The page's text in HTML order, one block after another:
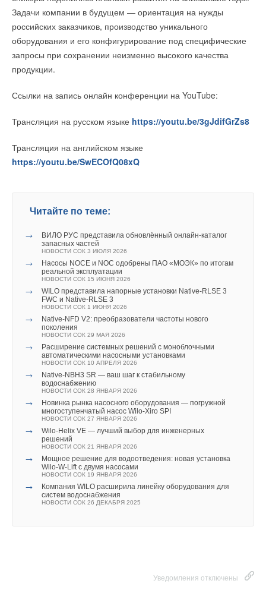
Задачи компании в будущем — ориентация на нужды
российских заказчиков, производство уникального
оборудования и его конфигурирование под специфические
запросы при сохранении неизменно высокого качества
продукции.
Ссылки на запись онлайн конференции на YouTube:
Трансляция на русском языке https://youtu.be/3gJdifGrZs8
Трансляция на английском языке
https://youtu.be/SwECOfQ08xQ
Читайте по теме:
→
ВИЛО РУС представила обновлённый онлайн‑каталог
запасных частей
НОВОСТИ СОК 3 ИЮЛЯ 2026
→
Насосы NOCE и NOC одобрены ПАО «МОЭК» по итогам
реальной эксплуатации
НОВОСТИ СОК 15 ИЮНЯ 2026
→
WILO представила напорные установки Native‑RLSE 3
FWC и Native‑RLSE 3
НОВОСТИ СОК 1 ИЮНЯ 2026
→
Native‑NFD V2: преобразователи частоты нового
поколения
НОВОСТИ СОК 29 МАЯ 2026
→
Расширение системных решений с моноблочными
автоматическими насосными установками
НОВОСТИ СОК 10 АПРЕЛЯ 2026
→
Native-NBH3 SR — ваш шаг к стабильному
водоснабжению
НОВОСТИ СОК 28 ЯНВАРЯ 2026
→
Новинка рынка насосного оборудования — погружной
многоступенчатый насос Wilo-Xiro SPI
НОВОСТИ СОК 27 ЯНВАРЯ 2026
→
Wilo-Helix VE — лучший выбор для инженерных
решений
НОВОСТИ СОК 21 ЯНВАРЯ 2026
→
Мощное решение для водоотведения: новая установка
Wilo-W-Lift с двумя насосами
НОВОСТИ СОК 19 ЯНВАРЯ 2026
→
Компания WILO расширила линейку оборудования для
систем водоснабжения
НОВОСТИ СОК 26 ДЕКАБРЯ 2025
Уведомления отключены